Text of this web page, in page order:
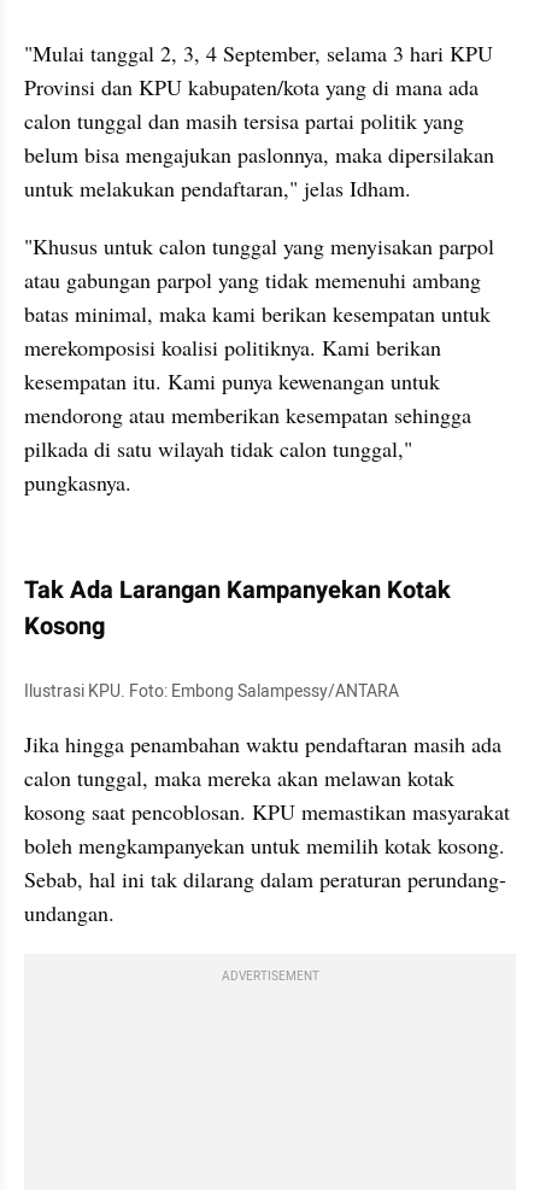
"Mulai tanggal 2, 3, 4 September, selama 3 hari KPU
Provinsi dan KPU kabupaten/kota yang di mana ada
calon tunggal dan masih tersisa partai politik yang
belum bisa mengajukan paslonnya, maka dipersilakan
untuk melakukan pendaftaran," jelas Idham.
"Khusus untuk calon tunggal yang menyisakan parpol
atau gabungan parpol yang tidak memenuhi ambang
batas minimal, maka kami berikan kesempatan untuk
merekomposisi koalisi politiknya. Kami berikan
kesempatan itu. Kami punya kewenangan untuk
mendorong atau memberikan kesempatan sehingga
pilkada di satu wilayah tidak calon tunggal,"
pungkasnya.
Tak Ada Larangan Kampanyekan Kotak
Kosong
Ilustrasi KPU. Foto: Embong Salampessy/ANTARA
Jika hingga penambahan waktu pendaftaran masih ada
calon tunggal, maka mereka akan melawan kotak
kosong saat pencoblosan. KPU memastikan masyarakat
boleh mengkampanyekan untuk memilih kotak kosong.
Sebab, hal ini tak dilarang dalam peraturan perundang-
undangan.
ADVERTISEMENT